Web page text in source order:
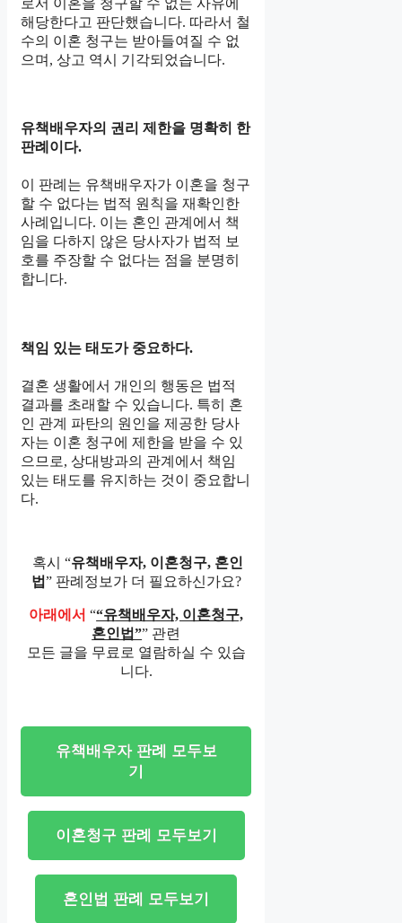
해당한다고 판단했습니다. 따라서 철
수의 이혼 청구는 받아들여질 수 없
으며, 상고 역시 기각되었습니다.
유책배우자의 권리 제한을 명확히 한
판례이다.
이 판례는 유책배우자가 이혼을 청구
할 수 없다는 법적 원칙을 재확인한
사례입니다. 이는 혼인 관계에서 책
임을 다하지 않은 당사자가 법적 보
호를 주장할 수 없다는 점을 분명히
합니다.
책임 있는 태도가 중요하다.
결혼 생활에서 개인의 행동은 법적
결과를 초래할 수 있습니다. 특히 혼
인 관계 파탄의 원인을 제공한 당사
자는 이혼 청구에 제한을 받을 수 있
으므로, 상대방과의 관계에서 책임
있는 태도를 유지하는 것이 중요합니
다.
혹시 “유책배우자, 이혼청구, 혼인
법” 판례정보가 더 필요하신가요?
아래에서 ““유책배우자, 이혼청구,
혼인법”” 관련
모든 글을 무료로 열람하실 수 있습
니다.
유책배우자 판례 모두보
기
이혼청구 판례 모두보기
혼인법 판례 모두보기